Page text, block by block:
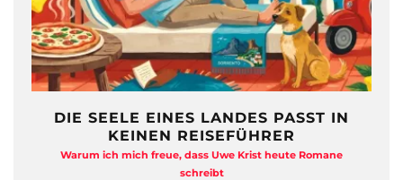
DIE SEELE EINES LANDES PASST IN
KEINEN REISEFÜHRER
Warum ich mich freue, dass Uwe Krist heute Romane
schreibt